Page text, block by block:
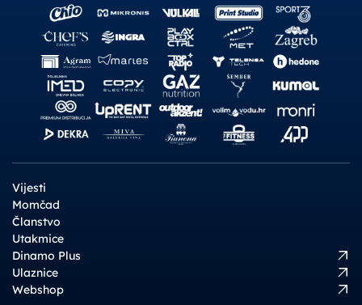
Vijesti
Momčad
Članstvo
Utakmice
Dinamo Plus
Ulaznice
Webshop